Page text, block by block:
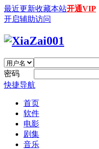
最近更新收藏本站开通VIP
开启辅助访问
密码
快捷导航
首页
软件
电影
剧集
音乐